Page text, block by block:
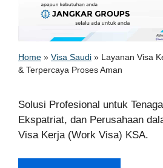
Home » Visa Saudi » Layanan Visa
& Terpercaya Proses Aman
Solusi Profesional untuk
Ekspatriat, dan Perusahaan
Visa Kerja (Work Visa) KSA.